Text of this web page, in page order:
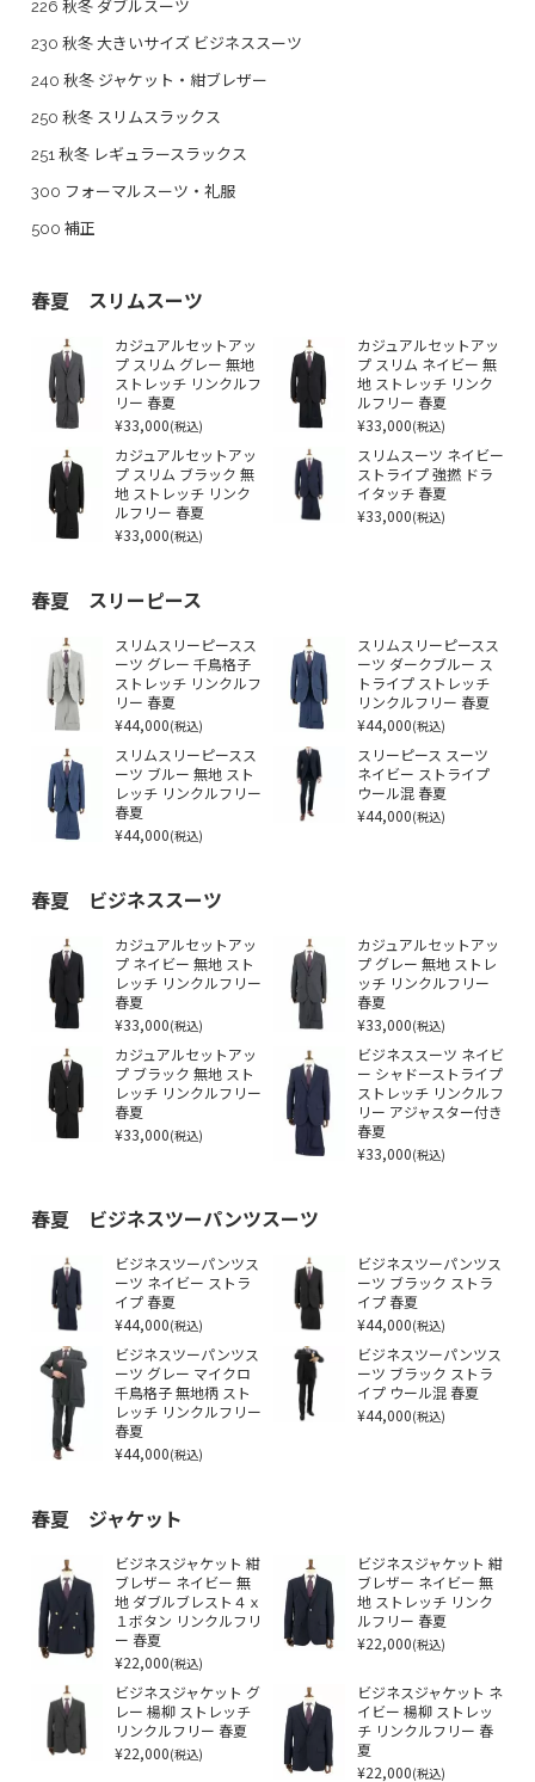
226 秋冬 ダブルスーツ
230 秋冬 大きいサイズ ビジネススーツ
240 秋冬 ジャケット・紺ブレザー
250 秋冬 スリムスラックス
251 秋冬 レギュラースラックス
300 フォーマルスーツ・礼服
500 補正
春夏 スリムスーツ
カジュアルセットアッ
プ スリム グレー 無地
ストレッチ リンクルフ
リー 春夏
¥33,000(税込)
カジュアルセットアッ
プ スリム ネイビー 無
地 ストレッチ リンク
ルフリー 春夏
¥33,000(税込)
カジュアルセットアッ
プ スリム ブラック 無
地 ストレッチ リンク
ルフリー 春夏
¥33,000(税込)
スリムスーツ ネイビー
ストライプ 強撚 ドラ
イタッチ 春夏
¥33,000(税込)
春夏 スリーピース
スリムスリーピースス
ーツ グレー 千鳥格子
ストレッチ リンクルフ
リー 春夏
¥44,000(税込)
スリムスリーピースス
ーツ ダークブルー ス
トライプ ストレッチ
リンクルフリー 春夏
¥44,000(税込)
スリムスリーピースス
ーツ ブルー 無地 スト
レッチ リンクルフリー
春夏
¥44,000(税込)
スリーピース スーツ
ネイビー ストライプ
ウール混 春夏
¥44,000(税込)
春夏 ビジネススーツ
カジュアルセットアッ
プ ネイビー 無地 スト
レッチ リンクルフリー
春夏
¥33,000(税込)
カジュアルセットアッ
プ グレー 無地 ストレ
ッチ リンクルフリー
春夏
¥33,000(税込)
カジュアルセットアッ
プ ブラック 無地 スト
レッチ リンクルフリー
春夏
¥33,000(税込)
ビジネススーツ ネイビ
ー シャドーストライプ
ストレッチ リンクルフ
リー アジャスター付き
春夏
¥33,000(税込)
春夏 ビジネスツーパンツスーツ
ビジネスツーパンツス
ーツ ネイビー ストラ
イプ 春夏
¥44,000(税込)
ビジネスツーパンツス
ーツ ブラック ストラ
イプ 春夏
¥44,000(税込)
ビジネスツーパンツス
ーツ グレー マイクロ
千鳥格子 無地柄 スト
レッチ リンクルフリー
春夏
¥44,000(税込)
ビジネスツーパンツス
ーツ ブラック ストラ
イプ ウール混 春夏
¥44,000(税込)
春夏 ジャケット
ビジネスジャケット 紺
ブレザー ネイビー 無
地 ダブルブレスト４ｘ
１ボタン リンクルフリ
ー 春夏
¥22,000(税込)
ビジネスジャケット 紺
ブレザー ネイビー 無
地 ストレッチ リンク
ルフリー 春夏
¥22,000(税込)
ビジネスジャケット グ
レー 楊柳 ストレッチ
リンクルフリー 春夏
¥22,000(税込)
ビジネスジャケット ネ
イビー 楊柳 ストレッ
チ リンクルフリー 春
夏
¥22,000(税込)